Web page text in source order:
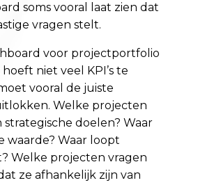
soms vooral laat zien dat
vragen stelt.
voor projectportfolio
niet veel KPI’s te
vooral de juiste
Welke projecten
strategische doelen? Waar
waarde? Waar loopt
Welke projecten vragen
ze afhankelijk zijn van